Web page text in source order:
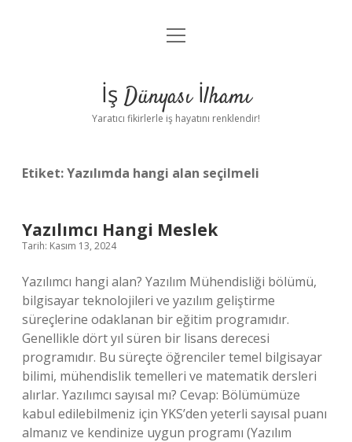
Anasayfa
Yasal Uyarı
menüyü
İş Dünyası İlhamı
Yaratıcı fikirlerle iş hayatını renklendir!
Etiket:Yazılımda hangi alan seçilmeli
Yazılımcı Hangi Meslek
Tarih: Kasım 13, 2024
Yazılımcı hangi alan? Yazılım Mühendisliği bölümü,
bilgisayar teknolojileri ve yazılım geliştirme
süreçlerine odaklanan bir eğitim programıdır.
Genellikle dört yıl süren bir lisans derecesi
programıdır. Bu süreçte öğrenciler temel bilgisayar
bilimi, mühendislik temelleri ve matematik dersleri
alırlar. Yazılımcı sayısal mı? Cevap: Bölümümüze
kabul edilebilmeniz için YKS’den yeterli sayısal puanı
almanız ve kendinize uygun programı (Yazılım